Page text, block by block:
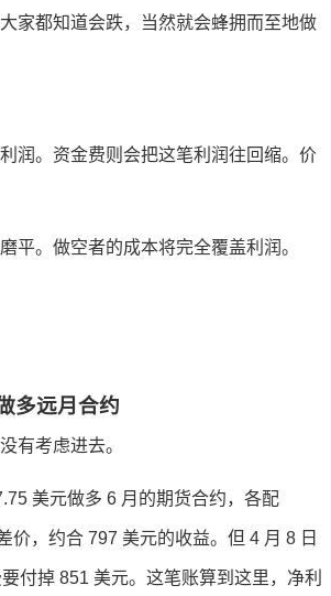
家都知道会跌，当然就会蜂拥而至地做
润。资金费则会把这笔利润往回缩。价
平。做空者的成本将完全覆盖利润。
多远月合约
有考虑进去。
美元做多 6 月的期货合约，各配
，约合 797 美元的收益。但 4 月 8 日
付掉 851 美元。这笔账算到这里，净利